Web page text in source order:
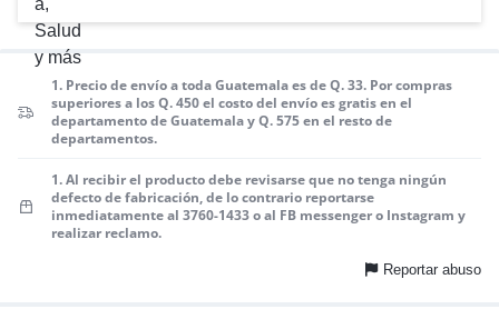
1. Precio de envío a toda Guatemala es de Q. 33. Por compras
superiores a los Q. 450 el costo del envío es gratis en el
departamento de Guatemala y Q. 575 en el resto de
departamentos.
1. Al recibir el producto debe revisarse que no tenga ningún
defecto de fabricación, de lo contrario reportarse
inmediatamente al 3760-1433 o al FB messenger o Instagram y
realizar reclamo.
Reportar abuso